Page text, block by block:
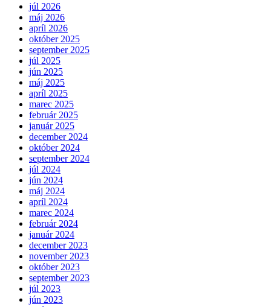
júl 2026
máj 2026
apríl 2026
október 2025
september 2025
júl 2025
jún 2025
máj 2025
apríl 2025
marec 2025
február 2025
január 2025
december 2024
október 2024
september 2024
júl 2024
jún 2024
máj 2024
apríl 2024
marec 2024
február 2024
január 2024
december 2023
november 2023
október 2023
september 2023
júl 2023
jún 2023